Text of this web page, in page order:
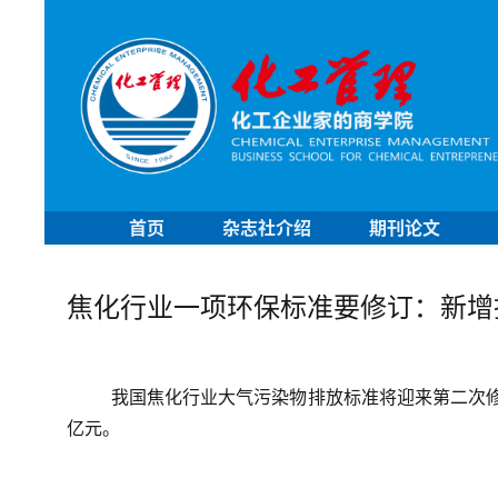
首页 杂志社介绍 期刊论文
焦化行业一项环保标准要修订：新
我国焦化行业大气污染物排放标准将迎来第二
亿元。